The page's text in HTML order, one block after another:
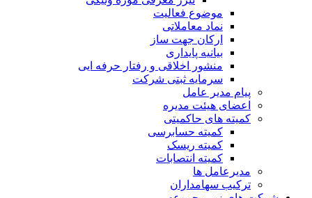
موضوع فعالیت
نماد معاملاتی
ارکان جهت ساز
بیانیه پایداری
منشور اخلاقی و رفتار حرفه ایی
سرمایه ثبتی شرکت
پیام مدیر عامل
اعضای هیئت مدیره
کمیته های حاکمیتی
کمیته حسابرسی
کمیته ریسک
کمیته انتصابات
مدیرعامل ها
ترکیب سهامداران